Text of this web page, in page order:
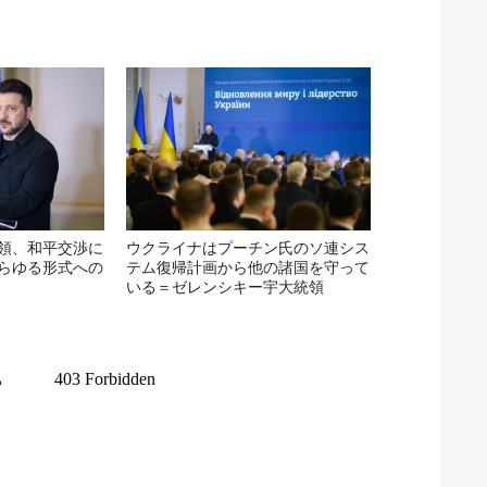
、和平交渉に
ゆる形式への
ウクライナはプーチン氏のソ連シス
テム復帰計画から他の諸国を守って
いる＝ゼレンシキー宇大統領